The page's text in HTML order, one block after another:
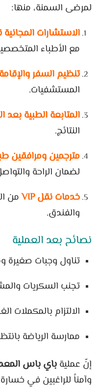
لمرضى السمنة، منها:
الاستشارات المجانية
مع الأطباء
تنظيم السفر والإقامة
المستشفيات.
المتابعة الطبية بعد
النتائج.
مترجمين ومرافقين
لضمان الراحة
خدمات نقل VIP
من
والفندق.
نصائح بعد العملية
تناول وجبات صغيرة
تجنب السكريات
الالتزام بالمكملات
ممارسة الرياضة
إنّ عملية باي باس
وآمناً للراغبين في